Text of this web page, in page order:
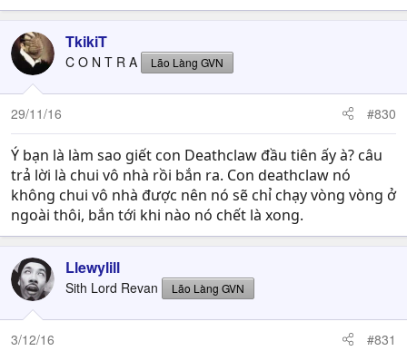
TkikiT
C O N T R A Lão Làng GVN
29/11/16 #830
Ý bạn là làm sao giết con Deathclaw đầu tiên ấy à? câu
trả lời là chui vô nhà rồi bắn ra. Con deathclaw nó
không chui vô nhà được nên nó sẽ chỉ chạy vòng vòng ở
ngoài thôi, bắn tới khi nào nó chết là xong.
Llewylill
Sith Lord Revan Lão Làng GVN
3/12/16 #831